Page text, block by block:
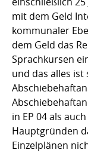
mit dem Geld
kommunaler
dem Geld das
Sprachkursen
und das alles
in EP 04 als
Hauptgründen
Einzelplänen